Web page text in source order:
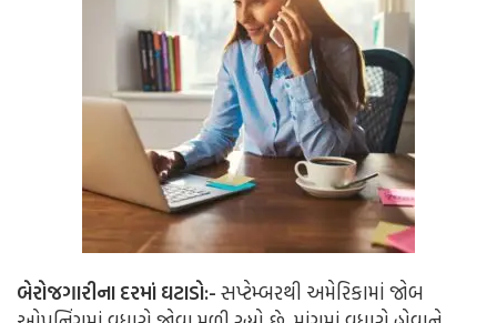
બેરોજગારીના દરમાં ઘટાડો:-સપ્ટેમ્બરથી અમેરિકામાં જોબ